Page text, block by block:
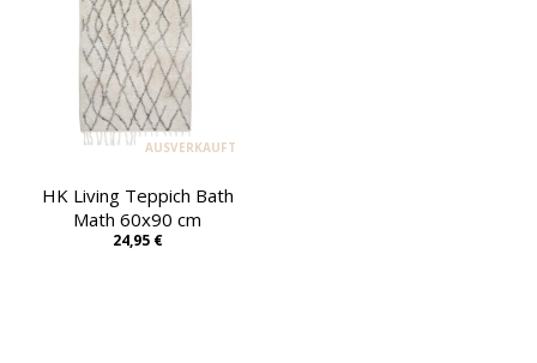
AUSVERKAUFT
HK Living Teppich Bath
Math 60x90 cm
24,95 €